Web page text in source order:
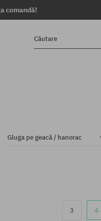
comandă!
Căutare
Gluga pe geacă / hanorac
3 4